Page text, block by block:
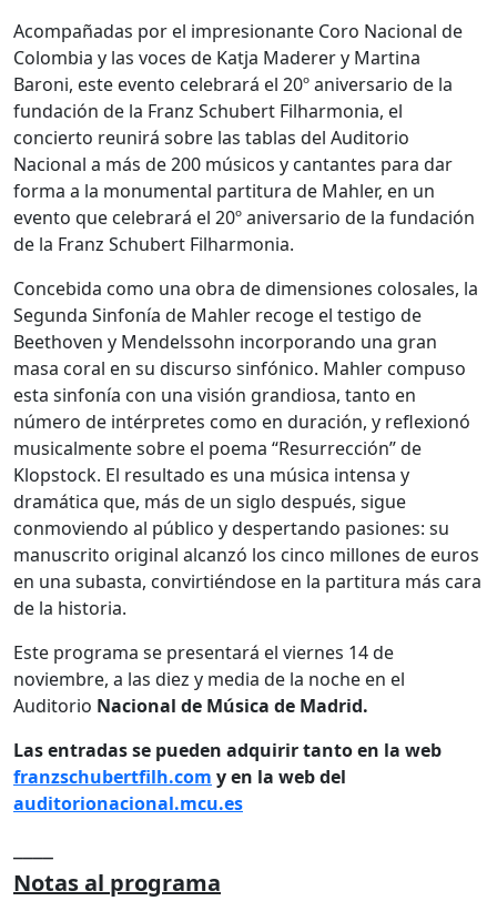
Acompañadas por el impresionante Coro Nacional de
Colombia y las voces de Katja Maderer y Martina
Baroni, este evento celebrará el 20º aniversario de la
fundación de la Franz Schubert Filharmonia, el
concierto reunirá sobre las tablas del Auditorio
Nacional a más de 200 músicos y cantantes para dar
forma a la monumental partitura de Mahler, en un
evento que celebrará el 20º aniversario de la fundación
de la Franz Schubert Filharmonia.
Concebida como una obra de dimensiones colosales, la
Segunda Sinfonía de Mahler recoge el testigo de
Beethoven y Mendelssohn incorporando una gran
masa coral en su discurso sinfónico. Mahler compuso
esta sinfonía con una visión grandiosa, tanto en
número de intérpretes como en duración, y reflexionó
musicalmente sobre el poema “Resurrección” de
Klopstock. El resultado es una música intensa y
dramática que, más de un siglo después, sigue
conmoviendo al público y despertando pasiones: su
manuscrito original alcanzó los cinco millones de euros
en una subasta, convirtiéndose en la partitura más cara
de la historia.
Este programa se presentará el viernes 14 de
noviembre, a las diez y media de la noche en el
Auditorio Nacional de Música de Madrid.
Las entradas se pueden adquirir tanto en la web
franzschubertfilh.com y en la web del
auditorionacional.mcu.es
Notas al programa